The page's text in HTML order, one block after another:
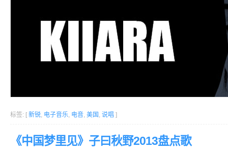
标签: [ 新锐, 电子音乐, 电音, 美国 , 说唱 ]
《中国梦里见》子曰秋野2013盘点歌